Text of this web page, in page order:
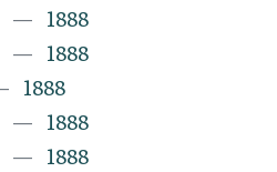
1888
1888
1888
1888
1888